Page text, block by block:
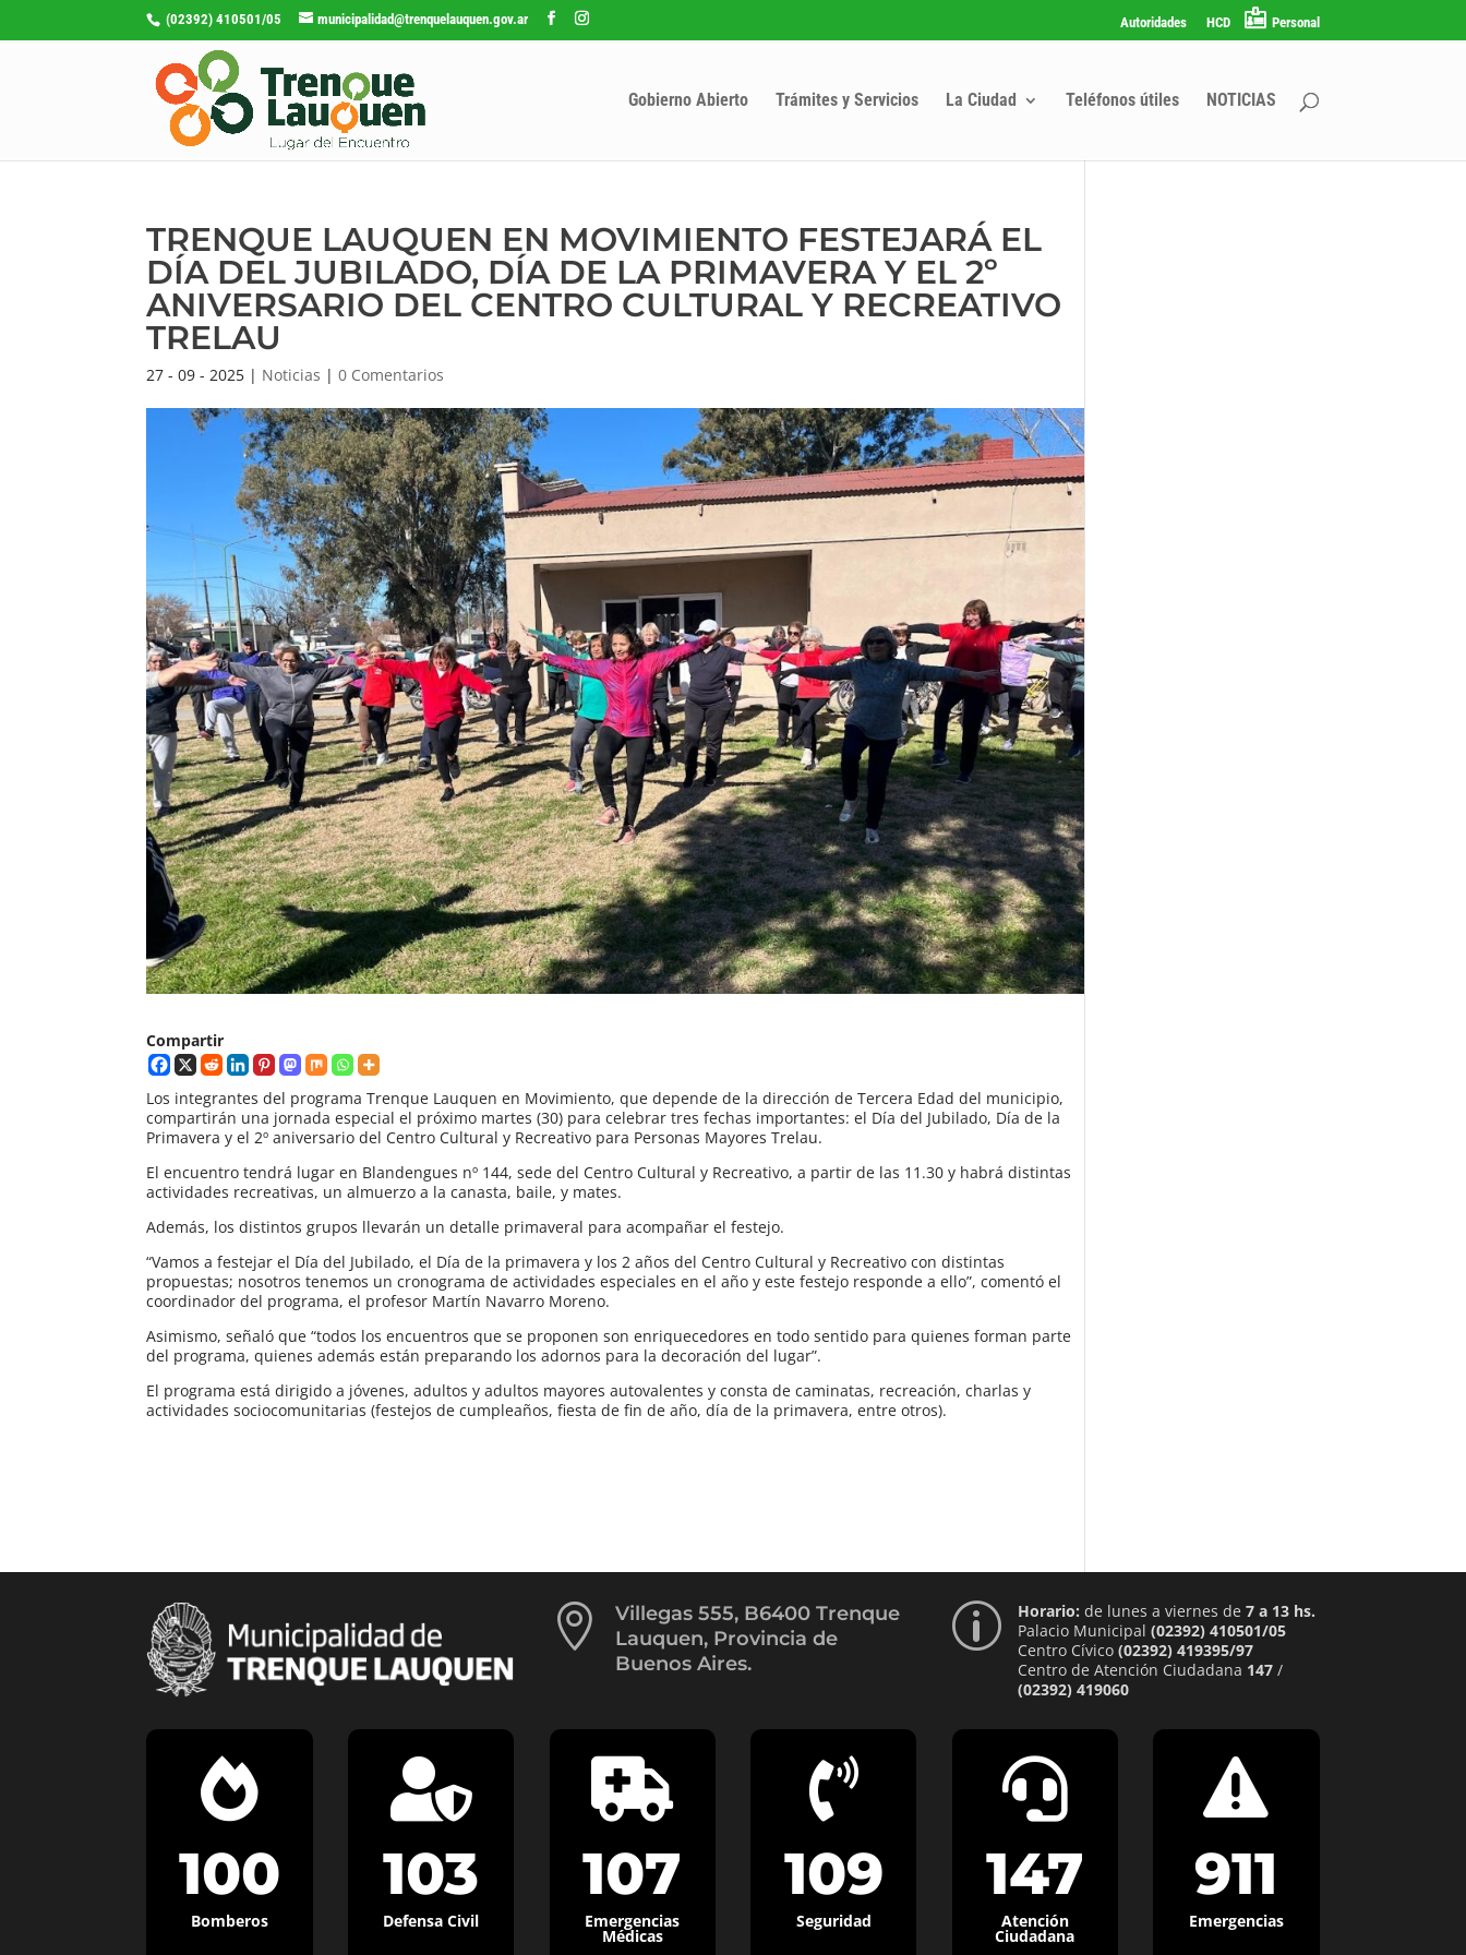
(02392) 410501/05 municipalidad@trenquelauquen.gov.ar Autoridades HCD Personal
Gobierno Abierto Trámites y Servicios La Ciudad Teléfonos útiles NOTICIAS
TRENQUE LAUQUEN EN MOVIMIENTO FESTEJARÁ EL
DÍA DEL JUBILADO, DÍA DE LA PRIMAVERA Y EL 2º
ANIVERSARIO DEL CENTRO CULTURAL Y RECREATIVO
TRELAU
27 - 09 - 2025 | Noticias |0 Comentarios
Compartir
Los integrantes del programa Trenque Lauquen en Movimiento, que depende de la dirección de Tercera Edad del municipio,
compartirán una jornada especial el próximo martes (30) para celebrar tres fechas importantes: el Día del Jubilado, Día de la
Primavera y el 2º aniversario del Centro Cultural y Recreativo para Personas Mayores Trelau.
El encuentro tendrá lugar en Blandengues nº 144, sede del Centro Cultural y Recreativo, a partir de las 11.30 y habrá distintas
actividades recreativas, un almuerzo a la canasta, baile, y mates.
Además, los distintos grupos llevarán un detalle primaveral para acompañar el festejo.
“Vamos a festejar el Día del Jubilado, el Día de la primavera y los 2 años del Centro Cultural y Recreativo con distintas
propuestas; nosotros tenemos un cronograma de actividades especiales en el año y este festejo responde a ello”, comentó el
coordinador del programa, el profesor Martín Navarro Moreno.
Asimismo, señaló que “todos los encuentros que se proponen son enriquecedores en todo sentido para quienes forman parte
del programa, quienes además están preparando los adornos para la decoración del lugar”.
El programa está dirigido a jóvenes, adultos y adultos mayores autovalentes y consta de caminatas, recreación, charlas y
actividades sociocomunitarias (festejos de cumpleaños, fiesta de fin de año, día de la primavera, entre otros).

Villegas 555, B6400 Trenque
Lauquen, Provincia de
Buenos Aires.
p Horario: de lunes a viernes de 7 a 13 hs.
Palacio Municipal (02392) 410501/05
Centro Cívico (02392) 419395/97
Centro de Atención Ciudadana 147/
(02392) 419060

100
Bomberos

103
Defensa Civil

107
Emergencias
Médicas

109
Seguridad

147
Atención
Ciudadana

911
Emergencias